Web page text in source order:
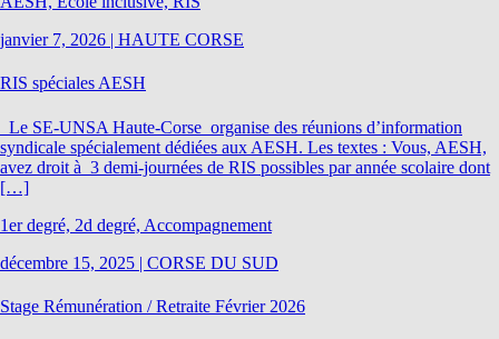
janvier 7, 2026 | HAUTE CORSE
RIS spéciales AESH
Le SE-UNSA Haute-Corse organise des réunions d’information
syndicale spécialement dédiées aux AESH. Les textes : Vous, AESH,
avez droit à 3 demi-journées de RIS possibles par année scolaire dont
[…]
1er degré, 2d degré, Accompagnement
décembre 15, 2025 | CORSE DU SUD
Stage Rémunération / Retraite Février 2026